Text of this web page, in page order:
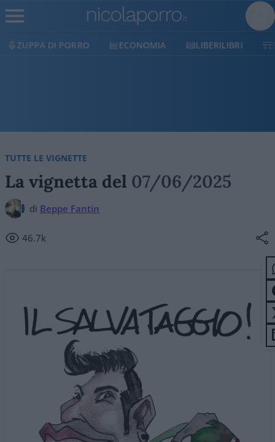
ECONOMIA LIBERILIBRI SHOP SOSTIENICI
TUTTE LE VIGNETTE
La vignetta del 07/06/2025
di Beppe Fantin
46.7k